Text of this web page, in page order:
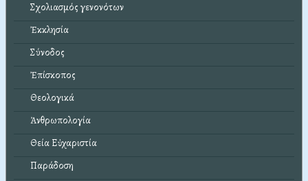
Σχολιασμός γενονότων
Ἐκκλησία
Σύνοδος
Ἐπίσκοπος
Θεολογικά
Ἀνθρωπολογία
Θεία Εὐχαριστία
Παράδοση